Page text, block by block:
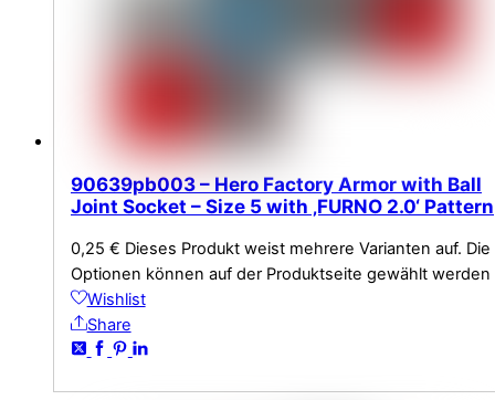
90639pb003 – Hero Factory Armor with Ball
Joint Socket – Size 5 with ‚FURNO 2.0‘ Pattern
0,25 € Dieses Produkt weist mehrere Varianten auf. Die
Optionen können auf der Produktseite gewählt werden
Wishlist
Share